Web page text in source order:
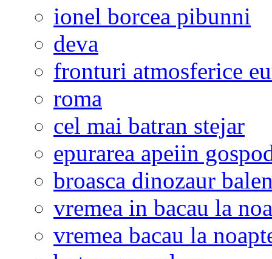
ionel borcea pibunni
deva
fronturi atmosferice
roma
cel mai batran stejar
epurarea apeiin
broasca dinozaur
vremea in bacau la
vremea bacau la